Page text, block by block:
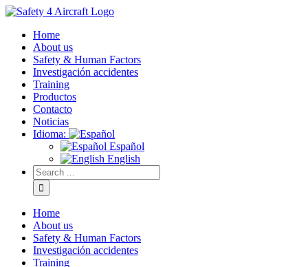
Home
About us
Safety & Human Factors
Investigación accidentes
Training
Productos
Contacto
Noticias
Idioma:
Español
English
Home
About us
Safety & Human Factors
Investigación accidentes
Training